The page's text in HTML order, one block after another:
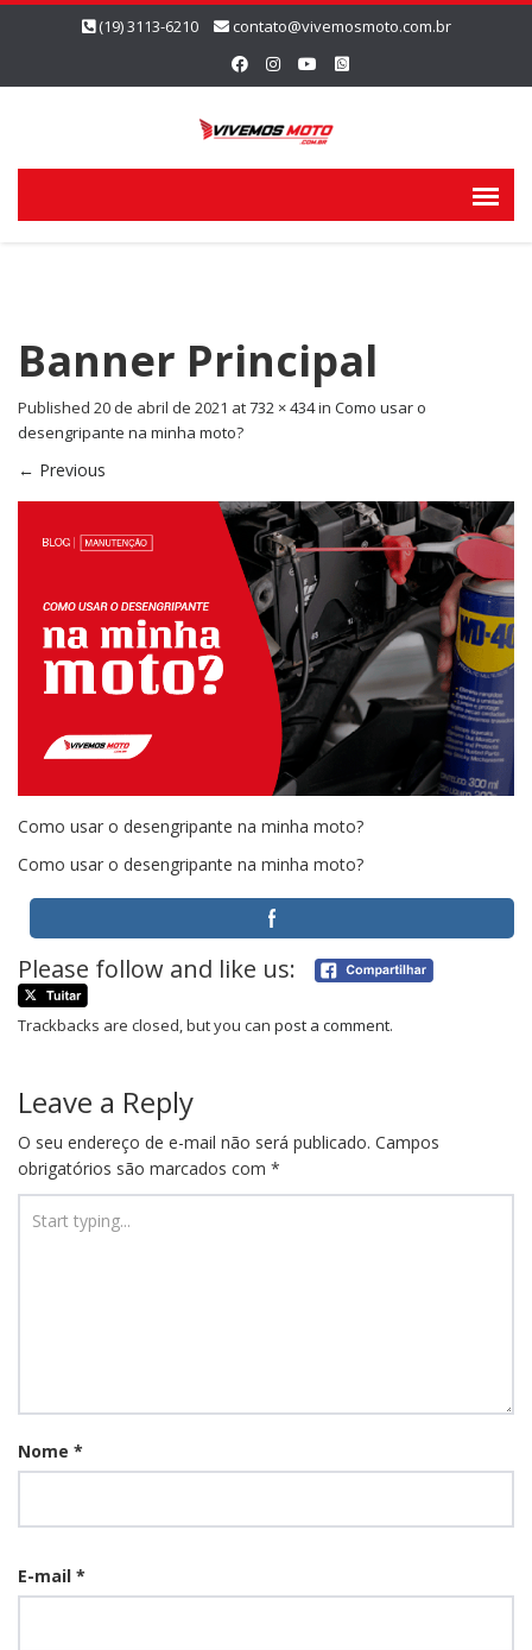
(19) 3113-6210 contato@vivemosmoto.com.br
Banner Principal
Published 20 de abril de 2021 at732 × 434in Como usar o
desengripante na minha moto?
← Previous
Como usar o desengripante na minha moto?
Como usar o desengripante na minha moto?
Please follow and like us:
Trackbacks are closed, but you can post a comment.
Leave a Reply
O seu endereço de e-mail não será publicado. Campos
obrigatórios são marcados com *
Nome *
E-mail *